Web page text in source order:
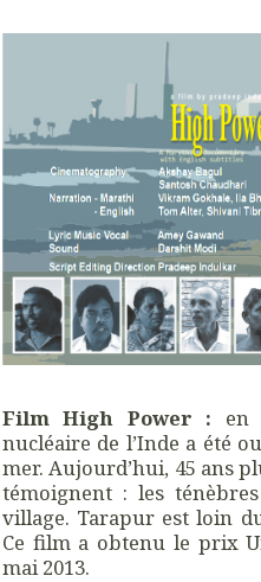
Film High Power : en
nucléaire de l’Inde a été
mer. Aujourd’hui, 45 ans
témoignent : les
village. Tarapur est loin
Ce film a obtenu le prix
mai 2013.